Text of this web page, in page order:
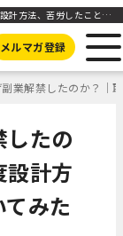
ベーシックはなぜ副業解禁したのか？｜取り組み背景、制度設計方法、苦労したことなど聞いてみた | 人事部から企業成長を応援するメディアHR NOTE
メルマガ登録
業解禁したのか？｜
したの
設計方
みた